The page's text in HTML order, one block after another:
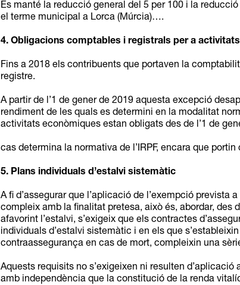
Es manté la reducció general del 5 per 100 i la
el terme municipal a Lorca (Múrcia)….
4. Obligacions comptables i registrals per a
Fins a 2018 els contribuents que portaven la
registre.
A partir de l’1 de gener de 2019 aquesta excepció
rendiment de les quals es determini en la modalitat
activitats econòmiques estan obligats des de l’1 de
cas determina la normativa de l’IRPF, encara que
5. Plans individuals d’estalvi sistemàtic
A fi d’assegurar que l’aplicació de l’exempció prevista
compleix amb la finalitat pretesa, això és, abordar, des
afavorint l’estalvi, s’exigeix que els contractes
individuals d’estalvi sistemàtic i en els que
contraassegurança en cas de mort, compleixin una
Aquests requisits no s’exigeixen ni resulten
amb independència que la constitució de la renda